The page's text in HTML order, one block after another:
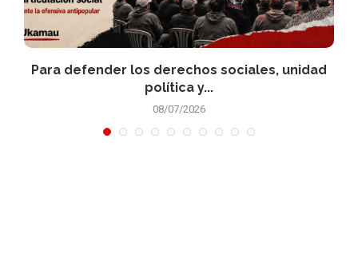
Para defender los derechos sociales, unidad
política y...
08/07/2026